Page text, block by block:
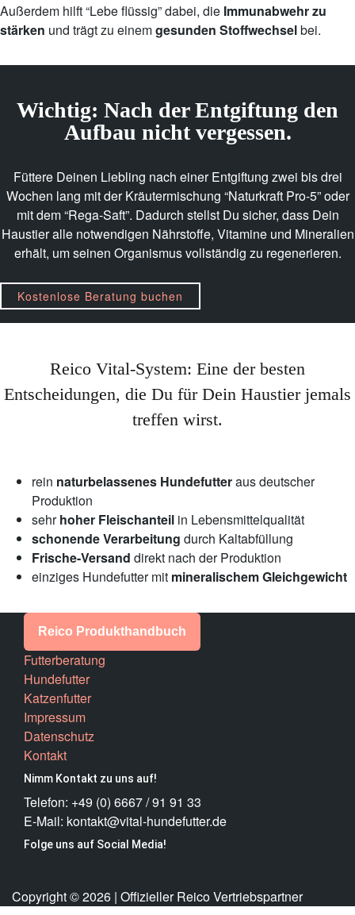
Außerdem hilft “Lebe flüssig” dabei, die Immunabwehr zu
stärken und trägt zu einemgesunden Stoffwechselbei.
Wichtig: Nach der Entgiftung den
Aufbau nicht vergessen.
Füttere Deinen Liebling nach einer Entgiftung zwei bis drei
Wochen lang mit der Kräutermischung “Naturkraft Pro-5” oder
mit dem “Rega-Saft”. Dadurch stellst Du sicher, dass Dein
Haustier alle notwendigen Nährstoffe, Vitamine und Mineralien
erhält, um seinen Organismus vollständig zu regenerieren.
Kostenlose Beratung buchen
Reico Vital-System: Eine der besten
Entscheidungen, die Du für Dein Haustier jemals
treffen wirst.
rein naturbelassenes Hundefutteraus deutscher
Produktion
sehrhoher Fleischanteil in Lebensmittelqualität
schonende Verarbeitung durch Kaltabfüllung
Frische-Versand direkt nach der Produktion
einziges Hundefutter mit mineralischem Gleichgewicht
Reico Produkthandbuch
Futterberatung
Hundefutter
Katzenfutter
Impressum
Datenschutz
Kontakt
Nimm Kontakt zu uns auf!
Telefon: +49 (0) 6667 / 91 91 33
E-Mail: kontakt@vital-hundefutter.de
Folge uns auf Social Media!
Copyright © 2026 | Offizieller Reico Vertriebspartner